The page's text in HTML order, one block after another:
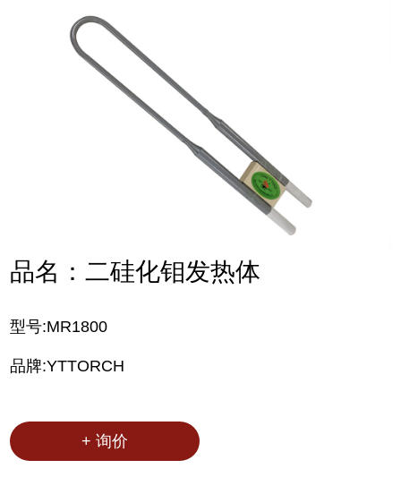
品名：二硅化钼发热体
型号:MR1800
品牌:YTTORCH
+ 询价